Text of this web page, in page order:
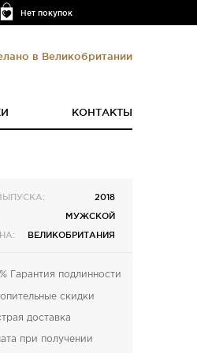
Нет покупок
в Великобритании
КОНТАКТЫ
2018
МУЖСКОЙ
ВЕЛИКОБРИТАНИЯ
Гарантия подлинности
скидки
доставка
при получении